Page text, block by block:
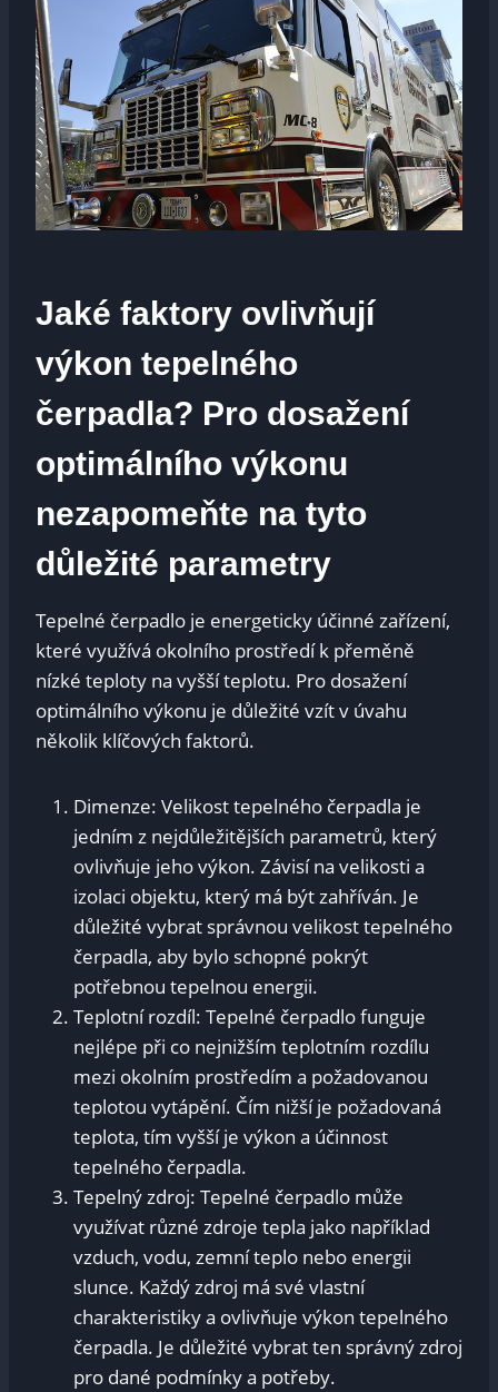
Jaké faktory ovlivňují
výkon tepelného
čerpadla? Pro dosažení
optimálního výkonu
nezapomeňte na tyto
důležité parametry
Tepelné čerpadlo je energeticky účinné zařízení,
které využívá okolního prostředí k přeměně
nízké teploty na vyšší teplotu. Pro dosažení
optimálního výkonu je důležité vzít v úvahu
několik klíčových faktorů.
Dimenze: Velikost tepelného čerpadla je
jedním z nejdůležitějších parametrů, který
ovlivňuje jeho výkon. Závisí na velikosti a
izolaci objektu, který má být zahříván. Je
důležité vybrat správnou velikost tepelného
čerpadla, aby bylo schopné pokrýt
potřebnou tepelnou energii.
Teplotní rozdíl: Tepelné čerpadlo funguje
nejlépe při co nejnižším teplotním rozdílu
mezi okolním prostředím a požadovanou
teplotou vytápění. Čím nižší je požadovaná
teplota, tím vyšší je výkon a účinnost
tepelného čerpadla.
Tepelný zdroj: Tepelné čerpadlo může
využívat různé zdroje tepla jako například
vzduch, vodu, zemní teplo nebo energii
slunce. Každý zdroj má své vlastní
charakteristiky a ovlivňuje výkon tepelného
čerpadla. Je důležité vybrat ten správný zdroj
pro dané podmínky a potřeby.